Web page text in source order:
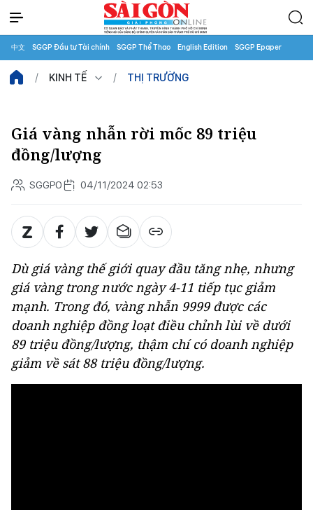
中文 SGGP Đầu tư Tài chính SGGP Thể Thao English Edition SGGP Epaper
KINH TẾ THỊ TRƯỜNG
Giá vàng nhẫn rời mốc 89 triệu
đồng/lượng
SGGPO 04/11/2024 02:53
Dù giá vàng thế giới quay đầu tăng nhẹ, nhưng
giá vàng trong nước ngày 4-11 tiếp tục giảm
mạnh. Trong đó, vàng nhẫn 9999 được các
doanh nghiệp đồng loạt điều chỉnh lùi về dưới
89 triệu đồng/lượng, thậm chí có doanh nghiệp
giảm về sát 88 triệu đồng/lượng.